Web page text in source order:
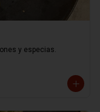
y especias.